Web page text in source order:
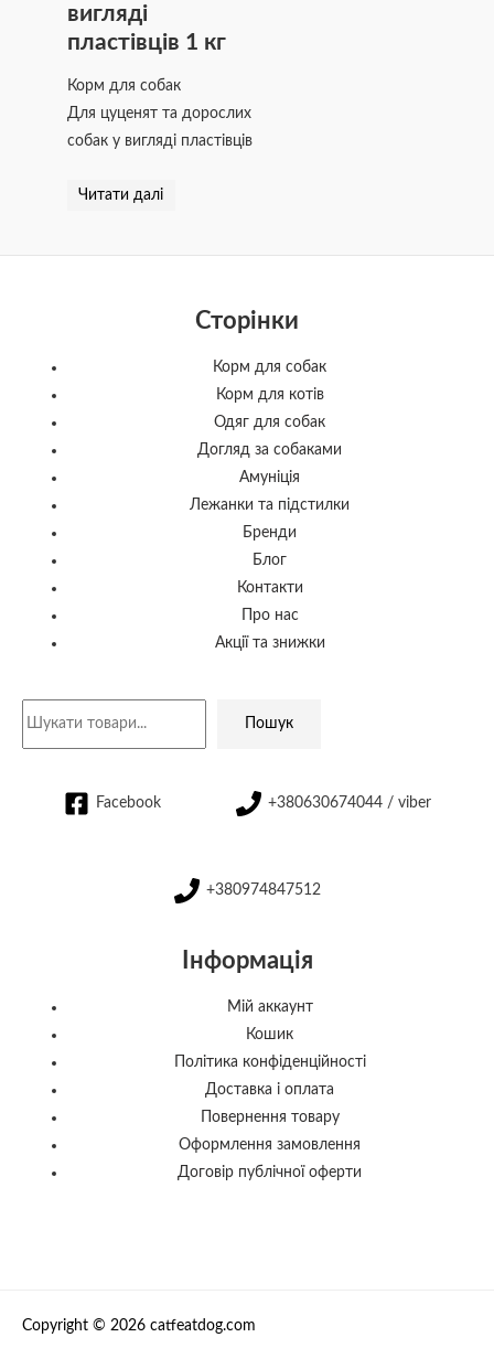
вигляді
пластівців 1 кг
Корм для собак
Для цуценят та дорослих
собак у вигляді пластівців
Читати далі
Сторінки
Корм для собак
Корм для котів
Одяг для собак
Догляд за собаками
Амуніція
Лежанки та підстилки
Бренди
Блог
Контакти
Про нас
Акції та знижки
Пошук
Facebook +380630674044 / viber
+380974847512
Інформація
Мій аккаунт
Кошик
Політика конфіденційності
Доставка і оплата
Повернення товару
Оформлення замовлення
Договір публічної оферти
Copyright © 2026 catfeatdog.com